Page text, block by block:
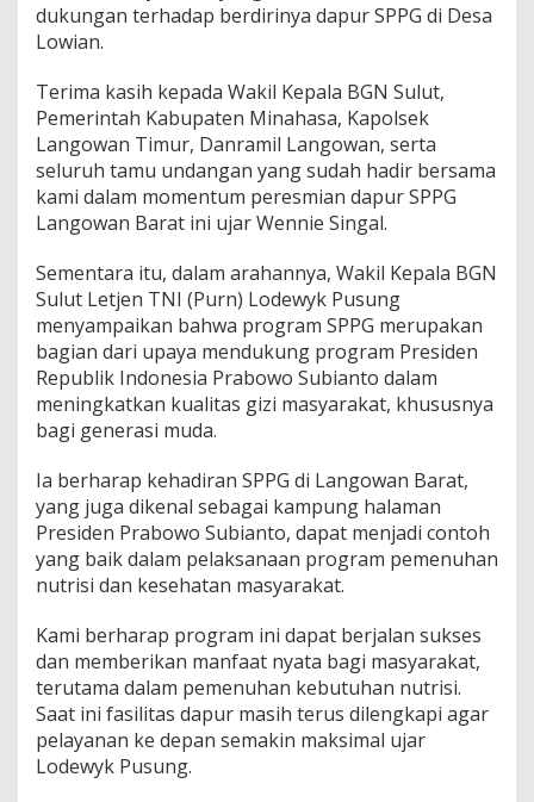
dukungan terhadap berdirinya dapur SPPG di Desa
Lowian.
Terima kasih kepada Wakil Kepala BGN Sulut,
Pemerintah Kabupaten Minahasa, Kapolsek
Langowan Timur, Danramil Langowan, serta
seluruh tamu undangan yang sudah hadir bersama
kami dalam momentum peresmian dapur SPPG
Langowan Barat ini ujar Wennie Singal.
Sementara itu, dalam arahannya, Wakil Kepala BGN
Sulut Letjen TNI (Purn) Lodewyk Pusung
menyampaikan bahwa program SPPG merupakan
bagian dari upaya mendukung program Presiden
Republik Indonesia Prabowo Subianto dalam
meningkatkan kualitas gizi masyarakat, khususnya
bagi generasi muda.
Ia berharap kehadiran SPPG di Langowan Barat,
yang juga dikenal sebagai kampung halaman
Presiden Prabowo Subianto, dapat menjadi contoh
yang baik dalam pelaksanaan program pemenuhan
nutrisi dan kesehatan masyarakat.
Kami berharap program ini dapat berjalan sukses
dan memberikan manfaat nyata bagi masyarakat,
terutama dalam pemenuhan kebutuhan nutrisi.
Saat ini fasilitas dapur masih terus dilengkapi agar
pelayanan ke depan semakin maksimal ujar
Lodewyk Pusung.